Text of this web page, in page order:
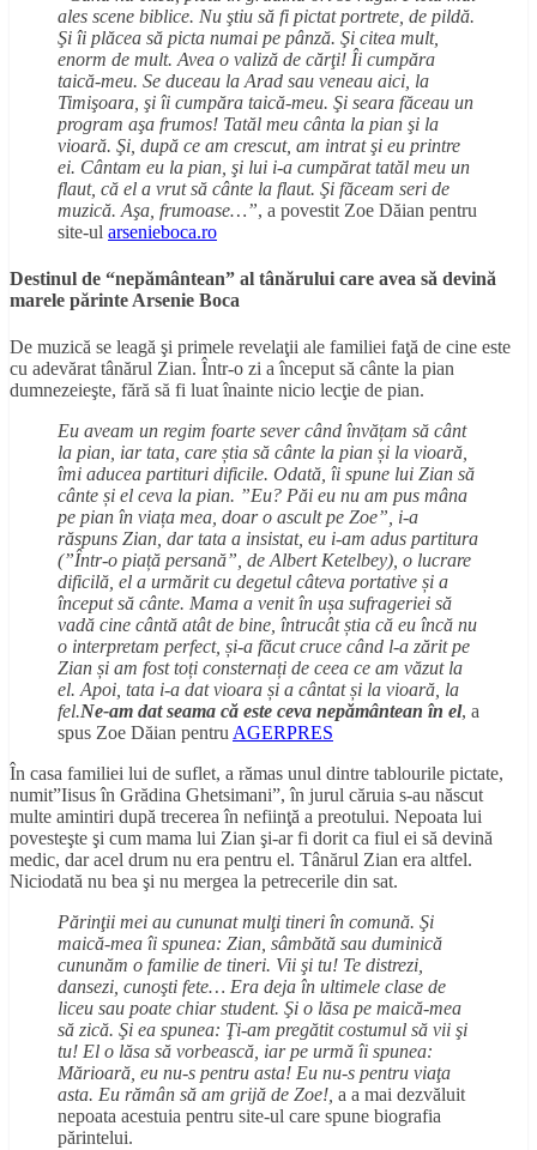
ales scene biblice. Nu ştiu să fi pictat portrete, de pildă.
Şi îi plăcea să picta numai pe pânză. Şi citea mult,
enorm de mult. Avea o valiză de cărţi! Îi cumpăra
taică-meu. Se duceau la Arad sau veneau aici, la
Timişoara, şi îi cumpăra taică-meu. Şi seara făceau un
program aşa frumos! Tatăl meu cânta la pian şi la
vioară. Şi, după ce am crescut, am intrat şi eu printre
ei. Cântam eu la pian, şi lui i-a cumpărat tatăl meu un
flaut, că el a vrut să cânte la flaut. Şi făceam seri de
muzică. Aşa, frumoase…”, a povestit Zoe Dăian pentru
site-ul arsenieboca.ro
Destinul de “nepământean” al tânărului care avea să devină
marele părinte Arsenie Boca
De muzică se leagă şi primele revelaţii ale familiei faţă de cine este
cu adevărat tânărul Zian. Într-o zi a început să cânte la pian
dumnezeieşte, fără să fi luat înainte nicio lecţie de pian.
Eu aveam un regim foarte sever când învățam să cânt
la pian, iar tata, care știa să cânte la pian și la vioară,
îmi aducea partituri dificile. Odată, îi spune lui Zian să
cânte și el ceva la pian. ”Eu? Păi eu nu am pus mâna
pe pian în viața mea, doar o ascult pe Zoe”, i-a
răspuns Zian, dar tata a insistat, eu i-am adus partitura
(”Într-o piață persană”, de Albert Ketelbey), o lucrare
dificilă, el a urmărit cu degetul câteva portative și a
început să cânte. Mama a venit în ușa sufrageriei să
vadă cine cântă atât de bine, întrucât știa că eu încă nu
o interpretam perfect, și-a făcut cruce când l-a zărit pe
Zian și am fost toți consternați de ceea ce am văzut la
el. Apoi, tata i-a dat vioara și a cântat și la vioară, la
fel.Ne-am dat seama că este ceva nepământean în el, a
spus Zoe Dăian pentru AGERPRES
În casa familiei lui de suflet, a rămas unul dintre tablourile pictate,
numit”Iisus în Grădina Ghetsimani”, în jurul căruia s-au născut
multe amintiri după trecerea în nefiinţă a preotului. Nepoata lui
povesteşte şi cum mama lui Zian şi-ar fi dorit ca fiul ei să devină
medic, dar acel drum nu era pentru el. Tânărul Zian era altfel.
Niciodată nu bea şi nu mergea la petrecerile din sat.
Părinţii mei au cununat mulţi tineri în comună. Şi
maică-mea îi spunea: Zian, sâmbătă sau duminică
cununăm o familie de tineri. Vii şi tu! Te distrezi,
dansezi, cunoşti fete… Era deja în ultimele clase de
liceu sau poate chiar student. Şi o lăsa pe maică-mea
să zică. Şi ea spunea: Ţi-am pregătit costumul să vii şi
tu! El o lăsa să vorbească, iar pe urmă îi spunea:
Mărioară, eu nu-s pentru asta! Eu nu-s pentru viaţa
asta. Eu rămân să am grijă de Zoe!, a a mai dezvăluit
nepoata acestuia pentru site-ul care spune biografia
părintelui.